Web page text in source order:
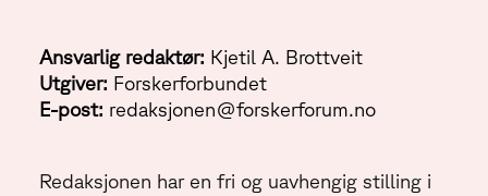
Ansvarlig redaktør: Kjetil A. Brottveit
Utgiver: Forskerforbundet
E-post: redaksjonen@forskerforum.no
Redaksjonen har en fri og uavhengig stilling i